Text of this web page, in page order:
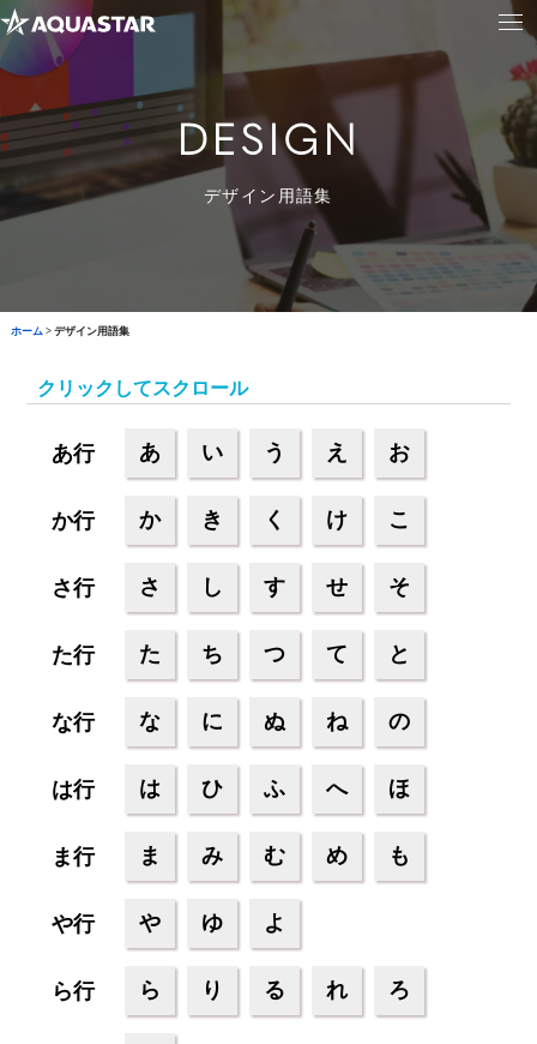
DESIGN
デザイン用語集
ホーム> デザイン用語集
クリックしてスクロール
あ行 あ い う え お
か行 か き く け こ
さ行 さ し す せ そ
た行 た ち つ て と
な行 な に ぬ ね の
は行 は ひ ふ へ ほ
ま行 ま み む め も
や行 や ゆ よ
ら行 ら り る れ ろ